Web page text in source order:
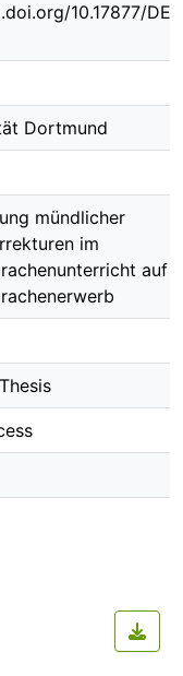
10.17877/
Dortmund
mündlicher
im
auf